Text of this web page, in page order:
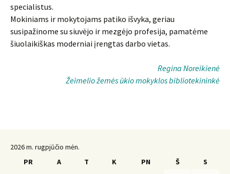
specialistus.
Mokiniams ir mokytojams patiko išvyka, geriau
susipažinome su siuvėjo ir mezgėjo profesija, pamatėme
šiuolaikiškas moderniai įrengtas darbo vietas.
Regina Noreikienė
Žeimelio žemės ūkio mokyklos bibliotekininkė
2026 m. rugpjūčio mėn.
PR
A T K PN Š
S